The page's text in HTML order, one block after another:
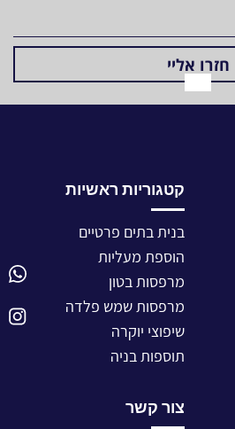
קטגוריות ראשיות
בנית בתים פרטיים
הוספת מעליות
מרפסות בטון
מרפסות שמש פלדה
שיפוצי יוקרה
תוספות בניה
צור קשר